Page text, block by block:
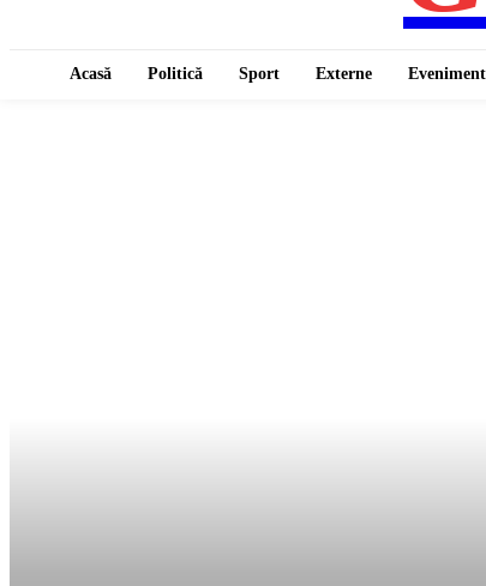
Acasă Politică Sport Externe Eveniment